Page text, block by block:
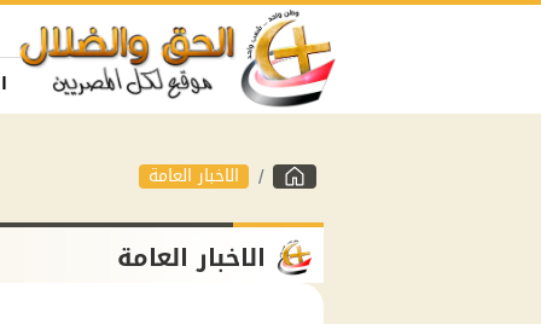
الاخبار العامة
الاخبار العامة